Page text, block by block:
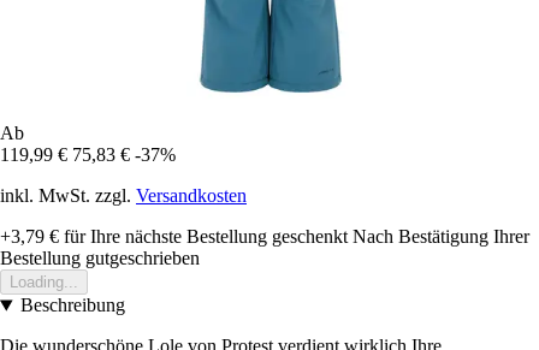
Ab
119,99 € 75,83 € -37%
inkl. MwSt. zzgl. Versandkosten
+3,79 € für Ihre nächste Bestellung geschenkt Nach Bestätigung Ihrer
Bestellung gutgeschrieben
Loading...
Beschreibung